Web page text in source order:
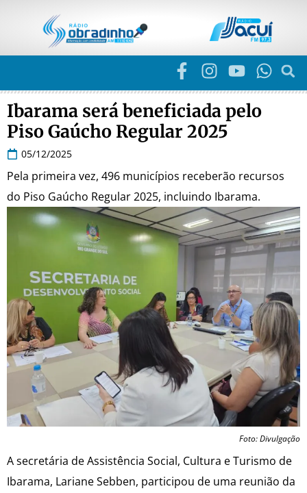
Ibarama será beneficiada pelo
Piso Gaúcho Regular 2025
05/12/2025
Pela primeira vez, 496 municípios receberão recursos
do Piso Gaúcho Regular 2025, incluindo Ibarama.
Foto: Divulgação
A secretária de Assistência Social, Cultura e Turismo de
Ibarama, Lariane Sebben, participou de uma reunião da